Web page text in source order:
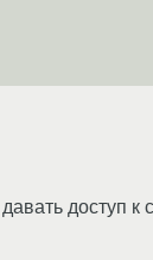
доступ к